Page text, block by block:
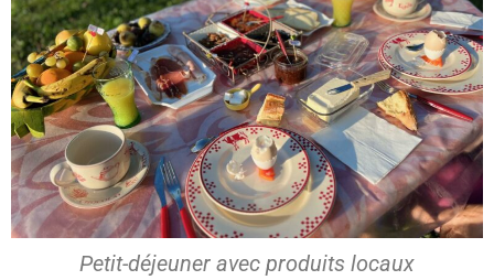
Petit-déjeuner avec produits locaux